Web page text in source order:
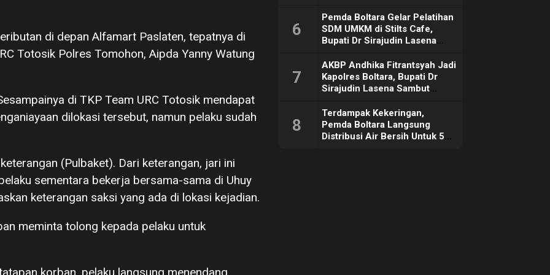
di depan Alfamart Paslaten, tepatnya di
Totosik Polres Tomohon, Aipda Yanny Watung
di TKP Team URC Totosik mendapat
dilokasi tersebut, namun pelaku sudah
(Pulbaket). Dari keterangan, jari ini
sementara bekerja bersama-sama di Uhuy
keterangan saksi yang ada di lokasi kejadian.
meminta tolong kepada pelaku untuk
6
Pemda Boltara Gelar Pelatihan
SDM UMKM di Stilts Cafe,
Bupati Dr Sirajudin Lasena
Dorong Ekonomi Daerah
7
AKBP Andhika Fitrantsyah Jadi
Kapolres Boltara, Bupati Dr
Sirajudin Lasena Sambut
8
Terdampak Kekeringan,
Pemda Boltara Langsung
Distribusi Air Bersih Untuk 50